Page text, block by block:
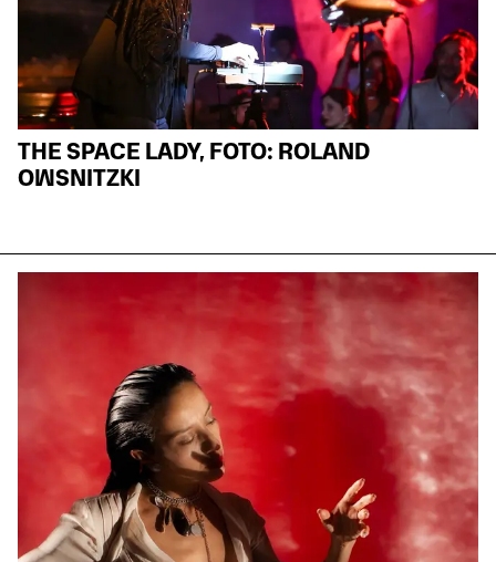
THE SPACE LADY, FOTO: ROLAND
OWSNITZKI